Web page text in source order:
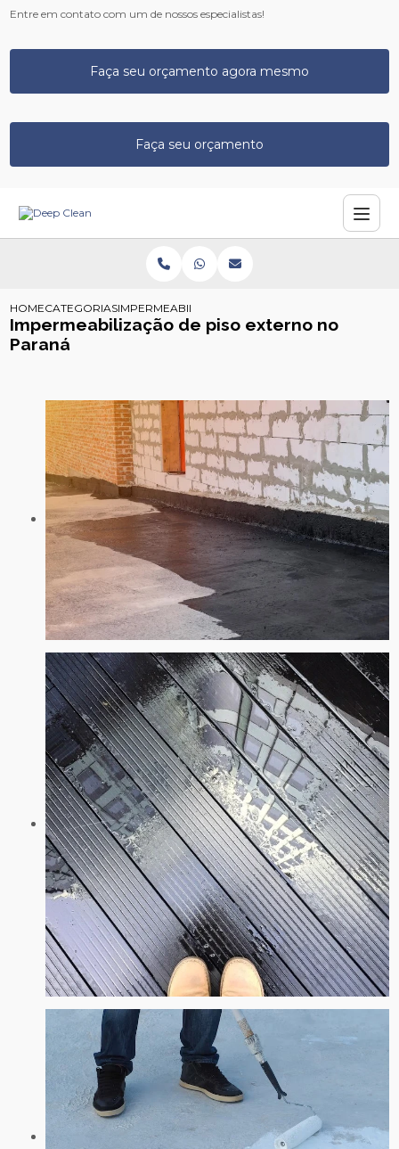
Entre em contato com um de nossos especialistas!
Faça seu orçamento agora mesmo
Faça seu orçamento
HOMECATEGORIASIMPERMEABILIZACAO PISO EXTERNO NO PARANA
Impermeabilização de piso externo no
Paraná